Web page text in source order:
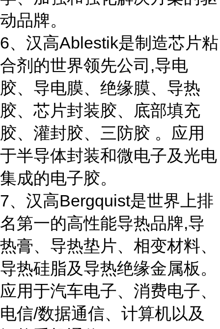
动品牌。
6、汉高Ablestik是制造芯片粘
合剂的世界领先公司,导电
胶、导电膜、绝缘膜、导热
胶、芯片封装胶、底部填充
胶、灌封胶、三防胶 。应用
于半导体封装和微电子及光电
集成的电子胶。
7、汉高Bergquist是世界上排
名第一的高性能导热品牌,导
热膏、导热垫片、相变材料、
导热硅脂及导热绝缘金属板。
应用于汽车电子、消费电子、
电信/数据通信、计算机以及